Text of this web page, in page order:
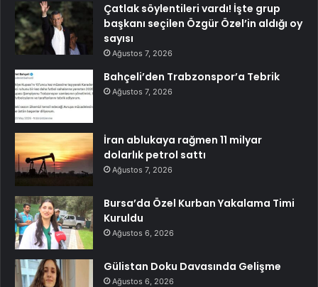
Çatlak söylentileri vardı! İşte grup
başkanı seçilen Özgür Özel’in aldığı oy
sayısı
Ağustos 7, 2026
Bahçeli’den Trabzonspor’a Tebrik
Ağustos 7, 2026
İran ablukaya rağmen 11 milyar
dolarlık petrol sattı
Ağustos 7, 2026
Bursa’da Özel Kurban Yakalama Timi
Kuruldu
Ağustos 6, 2026
Gülistan Doku Davasında Gelişme
Ağustos 6, 2026